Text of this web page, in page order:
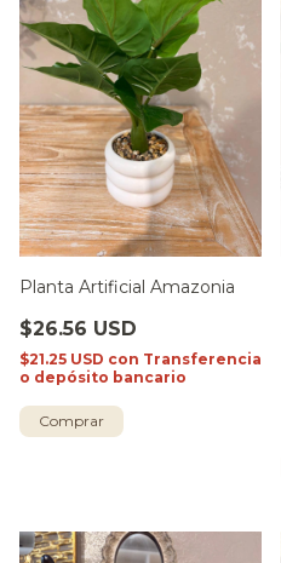
Planta Artificial Amazonia
$26.56 USD
$21.25 USD con Transferencia
o depósito bancario